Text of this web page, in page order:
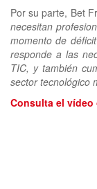
Por su parte, Bet
necesitan
momento de
responde a las
TIC, y también
sector tecnológico
Consulta el vídeo